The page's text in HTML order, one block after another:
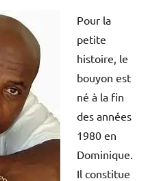
Pour la
petite
histoire, le
bouyon est
né à la fin
des années
1980 en
Dominique.
Il constitue